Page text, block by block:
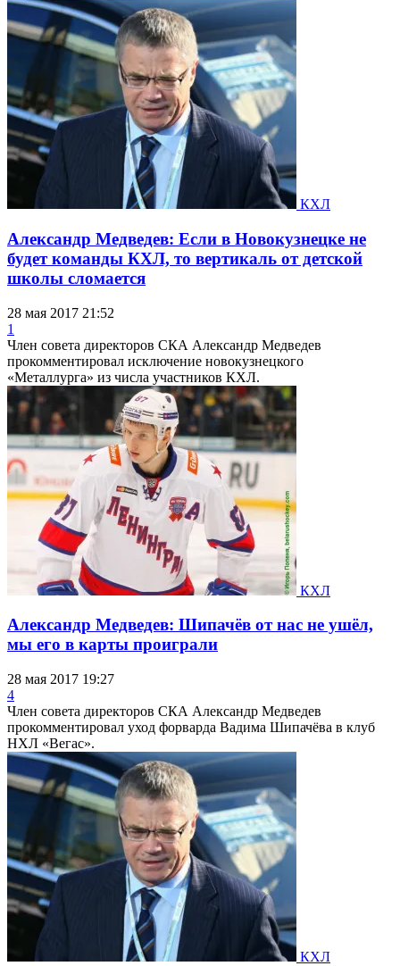
КХЛ
Александр Медведев: Если в Новокузнецке не
будет команды КХЛ, то вертикаль от детской
школы сломается
28 мая 2017 21:52
1
Член совета директоров СКА Александр Медведев
прокомментировал исключение новокузнецкого
«Металлурга» из числа участников КХЛ.
КХЛ
Александр Медведев: Шипачёв от нас не ушёл,
мы его в карты проиграли
28 мая 2017 19:27
4
Член совета директоров СКА Александр Медведев
прокомментировал уход форварда Вадима Шипачёва в клуб
НХЛ «Вегас».
КХЛ